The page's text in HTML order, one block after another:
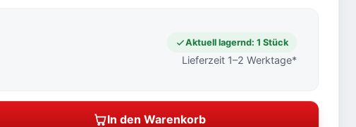
Aktuell lagernd: 1 Stück
Lieferzeit 1–2 Werktage*
In den Warenkorb